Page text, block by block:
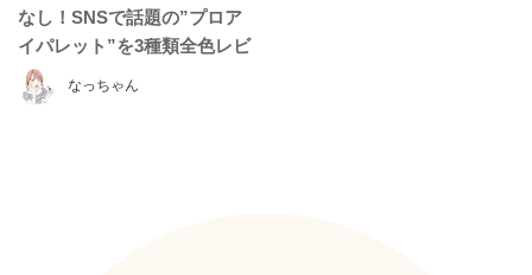
なっちゃん
なし！SNSで話題の”プロア
イパレット”を3種類全色レビ
ュー♡